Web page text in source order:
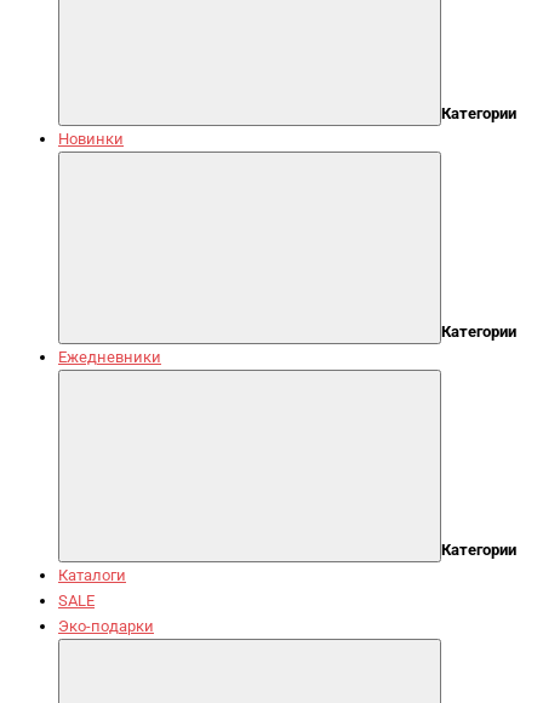
Категории
Новинки
Категории
Ежедневники
Категории
Каталоги
SALE
Эко-подарки